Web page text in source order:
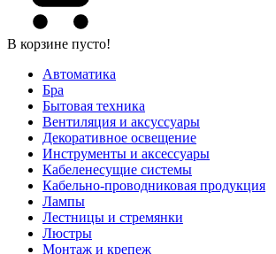
В корзине пусто!
Автоматика
Бра
Бытовая техника
Вентиляция и аксуссуары
Декоративное освещение
Инструменты и аксессуары
Кабеленесущие системы
Кабельно-проводниковая продукция
Лампы
Лестницы и стремянки
Люстры
Монтаж и крепеж